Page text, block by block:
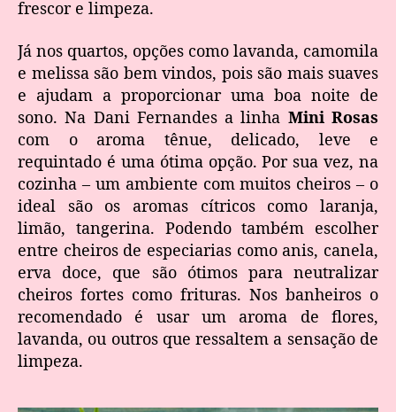
frescor e limpeza.
Já nos quartos, opções como lavanda, camomila
e melissa são bem vindos, pois são mais suaves
e ajudam a proporcionar uma boa noite de
sono. Na Dani Fernandes a linha Mini Rosas
com o aroma tênue, delicado, leve e
requintado é uma ótima opção. Por sua vez, na
cozinha – um ambiente com muitos cheiros – o
ideal são os aromas cítricos como laranja,
limão, tangerina. Podendo também escolher
entre cheiros de especiarias como anis, canela,
erva doce, que são ótimos para neutralizar
cheiros fortes como frituras. Nos banheiros o
recomendado é usar um aroma de flores,
lavanda, ou outros que ressaltem a sensação de
limpeza.